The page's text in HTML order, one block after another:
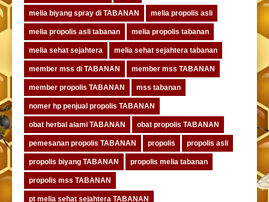
melia biyang spray di TABANAN melia propolis asli
melia propolis asli tabanan melia propolis tabanan
melia sehat sejahtera melia sehat sejahtera tabanan
member mss di TABANAN member mss TABANAN
member propolis TABANAN mss tabanan
nomer hp penjual propolis TABANAN
obat herbal alami TABANAN obat propolis TABANAN
pemesanan propolis TABANAN propolis propolis asli
propolis biyang TABANAN propolis melia tabanan
propolis mss TABANAN
pt melia sehat sejahtera TABANAN